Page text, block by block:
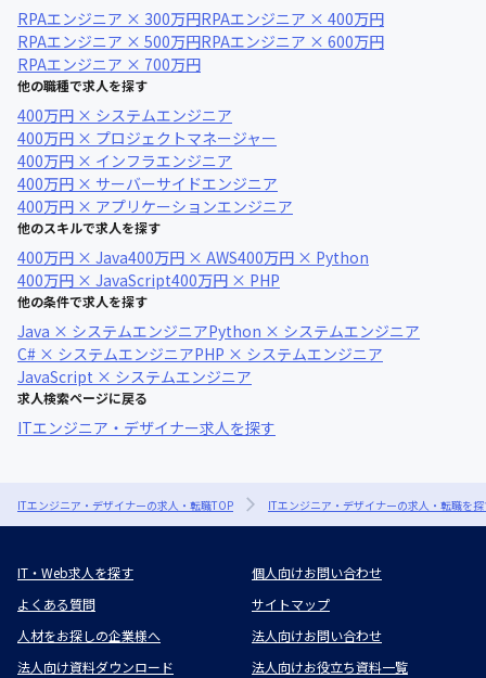
RPAエンジニア × 300万円RPAエンジニア × 400万円
RPAエンジニア × 500万円RPAエンジニア × 600万円
RPAエンジニア × 700万円
他の職種で求人を探す
400万円 × システムエンジニア
400万円 × プロジェクトマネージャー
400万円 × インフラエンジニア
400万円 × サーバーサイドエンジニア
400万円 × アプリケーションエンジニア
他のスキルで求人を探す
400万円 × Java400万円 × AWS400万円 × Python
400万円 × JavaScript400万円 × PHP
他の条件で求人を探す
Java × システムエンジニアPython × システムエンジニア
C# × システムエンジニアPHP × システムエンジニア
JavaScript × システムエンジニア
求人検索ページに戻る
ITエンジニア・デザイナー求人を探す
ITエンジニア・デザイナーの求人・転職TOP ITエンジニア・デザイナーの求人・転職を
IT・Web求人を探す
個人向けお問い合わせ
よくある質問
サイトマップ
人材をお探しの企業様へ
法人向けお問い合わせ
法人向け資料ダウンロード
法人向けお役立ち資料一覧